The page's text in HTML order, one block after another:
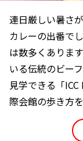
連日厳しい暑さ
カレーの出番で
は数多くありま
いる伝統のビー
見学できる「
際会館の歩き方